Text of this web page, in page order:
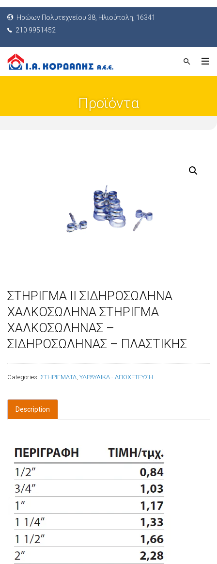
Ηρώων Πολυτεχνείου 38, Ηλιούπολη, 16341
210 9951452
Προϊόντα
ΣΤΗΡΙΓΜΑ ΙΙ ΣΙΔΗΡΟΣΩΛΗΝΑ
ΧΑΛΚΟΣΩΛΗΝΑ ΣΤΗΡΙΓΜΑ
ΧΑΛΚΟΣΩΛΗΝΑΣ –
ΣΙΔΗΡΟΣΩΛΗΝΑΣ – ΠΛΑΣΤΙΚΗΣ
Categories: ΣΤΗΡΙΓΜΑΤΑ ΥΔΡΑΥΛΙΚΑ - ΑΠΟΧΕΤΕΥΣΗ
Description